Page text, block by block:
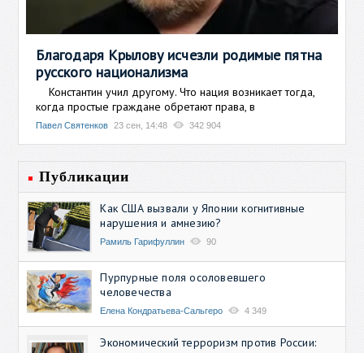
Благодаря Крылову исчезли родимые пятна
русского национализма
Константин учил другому. Что нация возникает тогда,
когда простые граждане обретают права, в
Павел Святенков 23 сен, 14:48 342 904
Публикации
Как США вызвали у Японии когнитивные
нарушения и амнезию?
Рамиль Гарифуллин 90
Пурпурные поля осоловевшего
человечества
Елена Кондратьева-Сальгеро 4 349
Экономический терроризм против России: